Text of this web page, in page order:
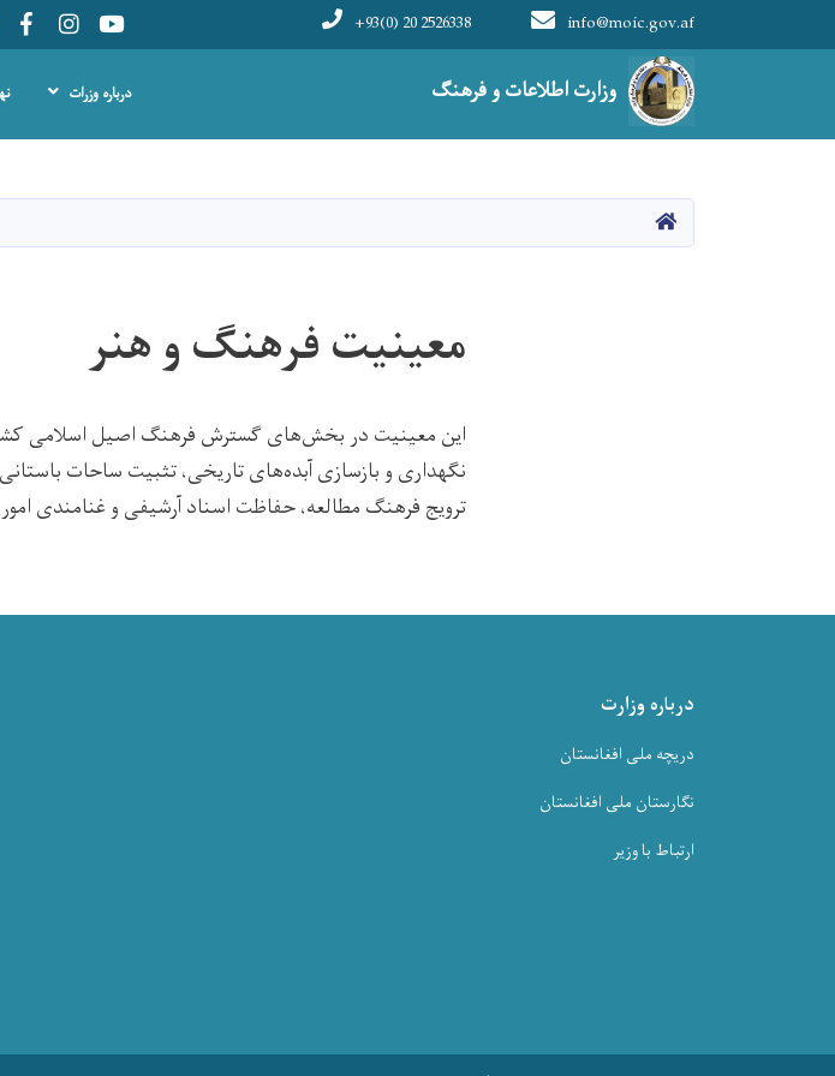
وزارت اطلاعات و فرهنگ
info@moic.gov.af
+93(0) 20 2526338
Youtube
Main navigation
درباره وزرات
صفحه اصلی
معینیت فرهنگ و هنر
این معینیت در بخش‌های گسترش فرهنگ اصیل اسلامی
نگهداری و بازسازی آبده‌های تاریخی، تثبیت ساحات
ترویج فرهنگ مطالعه، حفاظت اسناد آرشیفی و غنامندی
درباره وزارت
دریچه ملی افغانستان
نگارستان ملی افغانستان
ارتباط با وزیر